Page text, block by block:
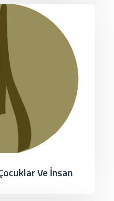
Ve İnsan